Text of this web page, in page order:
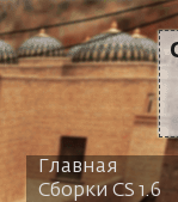
Главная
Сборки CS 1.6